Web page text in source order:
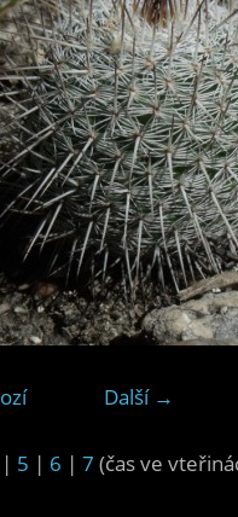
Další →
| 5 | 6 | 7 (čas ve